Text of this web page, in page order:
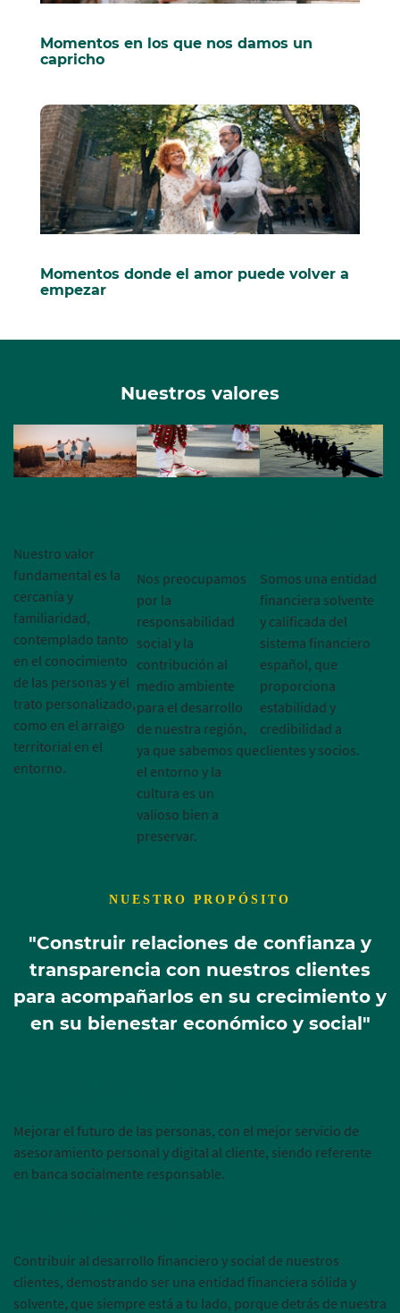
Momentos en los que nos damos un
capricho
Momentos donde el amor puede volver a
empezar
Nuestros valores
Nuestro valor
fundamental es la
cercanía y
familiaridad,
contemplado tanto
en el conocimiento
de las personas y el
trato personalizado,
como en el arraigo
territorial en el
entorno.
Nos preocupamos
por la
responsabilidad
social y la
contribución al
medio ambiente
para el desarrollo
de nuestra región,
ya que sabemos que
el entorno y la
cultura es un
valioso bien a
preservar.
Somos una entidad
financiera solvente
y calificada del
sistema financiero
español, que
proporciona
estabilidad y
credibilidad a
clientes y socios.
NUESTRO PROPÓSITO
"Construir relaciones de confianza y
transparencia con nuestros clientes
para acompañarlos en su crecimiento y
en su bienestar económico y social"
Mejorar el futuro de las personas, con el mejor servicio de
asesoramiento personal y digital al cliente, siendo referente
en banca socialmente responsable.
Contribuir al desarrollo financiero y social de nuestros
clientes, demostrando ser una entidad financiera sólida y
solvente, que siempre está a tu lado, porque detrás de nuestra